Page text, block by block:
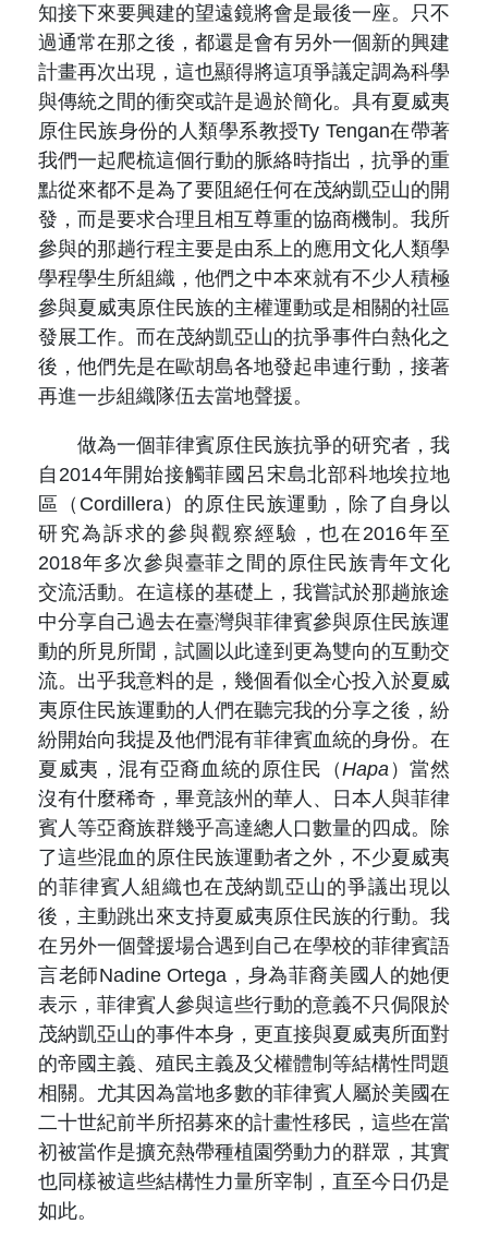
知接下來要興建的望遠鏡將會是最後一座。只不
過通常在那之後，都還是會有另外一個新的興建
計畫再次出現，這也顯得將這項爭議定調為科學
與傳統之間的衝突或許是過於簡化。具有夏威夷
原住民族身份的人類學系教授Ty Tengan在帶著
我們一起爬梳這個行動的脈絡時指出，抗爭的重
點從來都不是為了要阻絕任何在茂納凱亞山的開
發，而是要求合理且相互尊重的協商機制。我所
參與的那趟行程主要是由系上的應用文化人類學
學程學生所組織，他們之中本來就有不少人積極
參與夏威夷原住民族的主權運動或是相關的社區
發展工作。而在茂納凱亞山的抗爭事件白熱化之
後，他們先是在歐胡島各地發起串連行動，接著
再進一步組織隊伍去當地聲援。
做為一個菲律賓原住民族抗爭的研究者，我
自2014年開始接觸菲國呂宋島北部科地埃拉地
區（Cordillera）的原住民族運動，除了自身以
研究為訴求的參與觀察經驗，也在2016年至
2018年多次參與臺菲之間的原住民族青年文化
交流活動。在這樣的基礎上，我嘗試於那趟旅途
中分享自己過去在臺灣與菲律賓參與原住民族運
動的所見所聞，試圖以此達到更為雙向的互動交
流。出乎我意料的是，幾個看似全心投入於夏威
夷原住民族運動的人們在聽完我的分享之後，紛
紛開始向我提及他們混有菲律賓血統的身份。在
夏威夷，混有亞裔血統的原住民（Hapa ）當然
沒有什麼稀奇，畢竟該州的華人、日本人與菲律
賓人等亞裔族群幾乎高達總人口數量的四成。除
了這些混血的原住民族運動者之外，不少夏威夷
的菲律賓人組織也在茂納凱亞山的爭議出現以
後，主動跳出來支持夏威夷原住民族的行動。我
在另外一個聲援場合遇到自己在學校的菲律賓語
言老師Nadine Ortega，身為菲裔美國人的她便
表示，菲律賓人參與這些行動的意義不只侷限於
茂納凱亞山的事件本身，更直接與夏威夷所面對
的帝國主義、殖民主義及父權體制等結構性問題
相關。尤其因為當地多數的菲律賓人屬於美國在
二十世紀前半所招募來的計畫性移民，這些在當
初被當作是擴充熱帶種植園勞動力的群眾，其實
也同樣被這些結構性力量所宰制，直至今日仍是
如此。